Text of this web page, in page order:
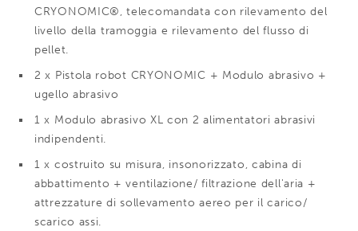
CRYONOMIC®, telecomandata con rilevamento del
livello della tramoggia e rilevamento del flusso di
pellet.
2 x Pistola robot CRYONOMIC + Modulo abrasivo +
ugello abrasivo
1 x Modulo abrasivo XL con 2 alimentatori abrasivi
indipendenti.
1 x costruito su misura, insonorizzato, cabina di
abbattimento + ventilazione/ filtrazione dell'aria +
attrezzature di sollevamento aereo per il carico/
scarico assi.